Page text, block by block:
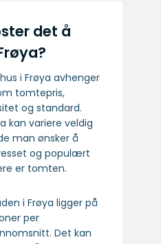
det å
i Frøya avhenger
tomtepris,
og standard.
kan variere veldig
man ønsker å
og populært
er tomten.
i Frøya ligger på
per
Det kan